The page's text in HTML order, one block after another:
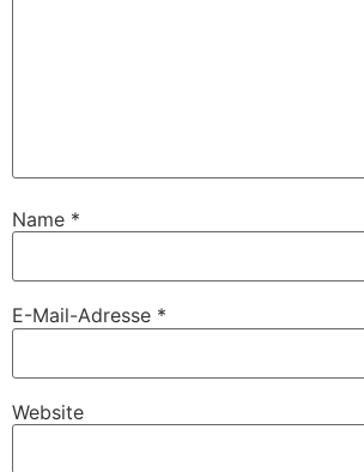
Name *
E-Mail-Adresse *
Website